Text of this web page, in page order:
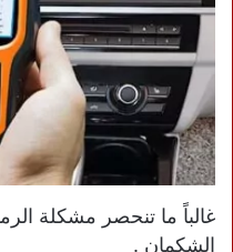
الشكمان .